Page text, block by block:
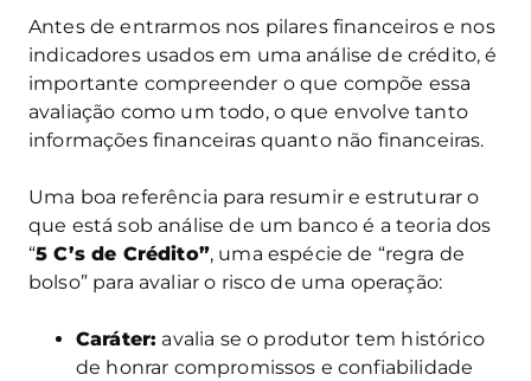
Antes de entrarmos nos pilares financeiros e nos
indicadores usados em uma análise de crédito, é
importante compreender o que compõe essa
avaliação como um todo, o que envolve tanto
informações financeiras quanto não financeiras.
Uma boa referência para resumir e estruturar o
que está sob análise de um banco é a teoria dos
“5 C’s de Crédito”, uma espécie de “regra de
bolso” para avaliar o risco de uma operação:
Caráter: avalia se o produtor tem histórico
de honrar compromissos e confiabilidade